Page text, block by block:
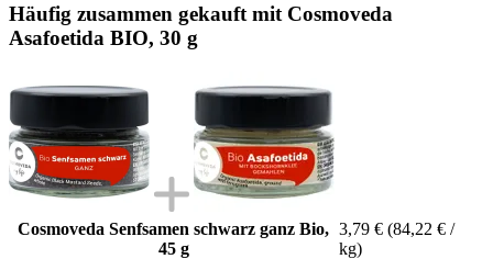
Häufig zusammen gekauft mit Cosmoveda
Asafoetida BIO, 30 g
Cosmoveda Senfsamen schwarz ganz Bio,
45 g
3,79 € (84,22 € /
kg)